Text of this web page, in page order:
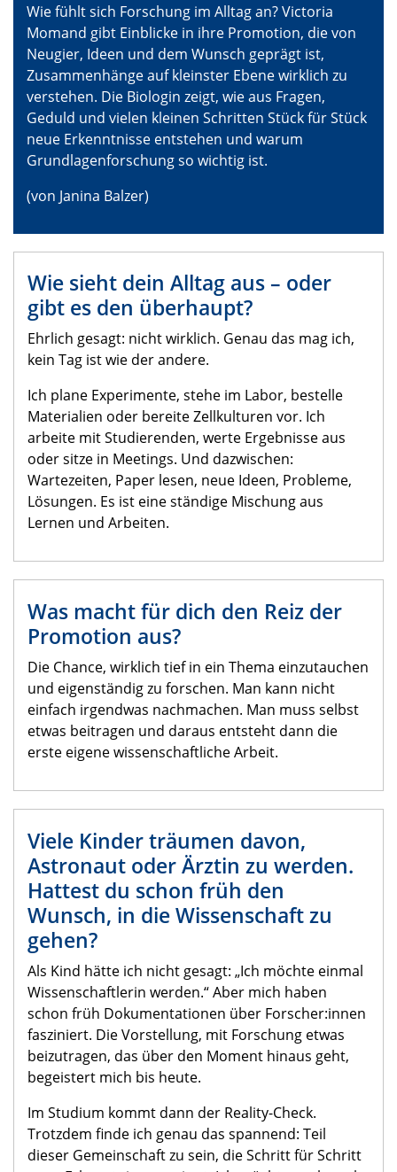
Wie fühlt sich Forschung im Alltag an? Victoria
Momand gibt Einblicke in ihre Promotion, die von
Neugier, Ideen und dem Wunsch geprägt ist,
Zusammenhänge auf kleinster Ebene wirklich zu
verstehen. Die Biologin zeigt, wie aus Fragen,
Geduld und vielen kleinen Schritten Stück für Stück
neue Erkenntnisse entstehen und warum
Grundlagenforschung so wichtig ist.
(von Janina Balzer)
Wie sieht dein Alltag aus – oder
gibt es den überhaupt?
Ehrlich gesagt: nicht wirklich. Genau das mag ich,
kein Tag ist wie der andere.
Ich plane Experimente, stehe im Labor, bestelle
Materialien oder bereite Zellkulturen vor. Ich
arbeite mit Studierenden, werte Ergebnisse aus
oder sitze in Meetings. Und dazwischen:
Wartezeiten, Paper lesen, neue Ideen, Probleme,
Lösungen. Es ist eine ständige Mischung aus
Lernen und Arbeiten.
Was macht für dich den Reiz der
Promotion aus?
Die Chance, wirklich tief in ein Thema einzutauchen
und eigenständig zu forschen. Man kann nicht
einfach irgendwas nachmachen. Man muss selbst
etwas beitragen und daraus entsteht dann die
erste eigene wissenschaftliche Arbeit.
Viele Kinder träumen davon,
Astronaut oder Ärztin zu werden.
Hattest du schon früh den
Wunsch, in die Wissenschaft zu
gehen?
Als Kind hätte ich nicht gesagt: „Ich möchte einmal
Wissenschaftlerin werden.“ Aber mich haben
schon früh Dokumentationen über Forscher:innen
fasziniert. Die Vorstellung, mit Forschung etwas
beizutragen, das über den Moment hinaus geht,
begeistert mich bis heute.
Im Studium kommt dann der Reality-Check.
Trotzdem finde ich genau das spannend: Teil
dieser Gemeinschaft zu sein, die Schritt für Schritt